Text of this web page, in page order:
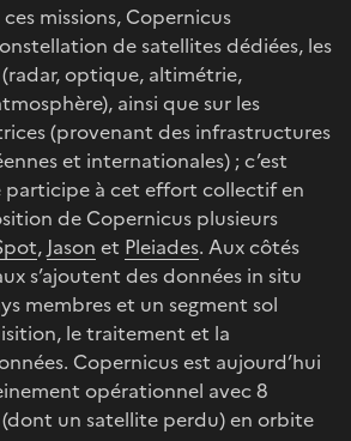
missions, Copernicus
de satellites dédiées, les
(radar, optique, altimétrie,
ainsi que sur les
(provenant des infrastructures
et internationales) ; c’est
participe à cet effort collectif en
de Copernicus plusieurs
, Jason et Pleiades. Aux côtés
s’ajoutent des données in situ
membres et un segment sol
le traitement et la
Copernicus est aujourd’hui
opérationnel avec 8
(dont un satellite perdu) en orbite